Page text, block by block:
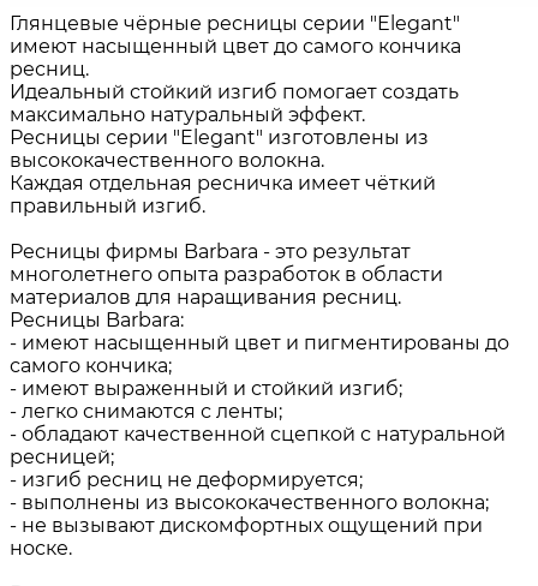
Глянцевые чёрные ресницы серии "Elegant"
имеют насыщенный цвет до самого кончика
ресниц.
Идеальный стойкий изгиб помогает создать
максимально натуральный эффект.
Ресницы серии "Elegant" изготовлены из
высококачественного волокна.
Каждая отдельная ресничка имеет чёткий
правильный изгиб.
Ресницы фирмы Barbara - это результат
многолетнего опыта разработок в области
материалов для наращивания ресниц.
Ресницы Barbara:
- имеют насыщенный цвет и пигментированы до
самого кончика;
- имеют выраженный и стойкий изгиб;
- легко снимаются с ленты;
- обладают качественной сцепкой с натуральной
ресницей;
- изгиб ресниц не деформируется;
- выполнены из высококачественного волокна;
- не вызывают дискомфортных ощущений при
носке.